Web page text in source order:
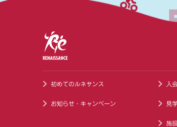
初めてのルネサンス
お知らせ・キャンペーン
入
見
施